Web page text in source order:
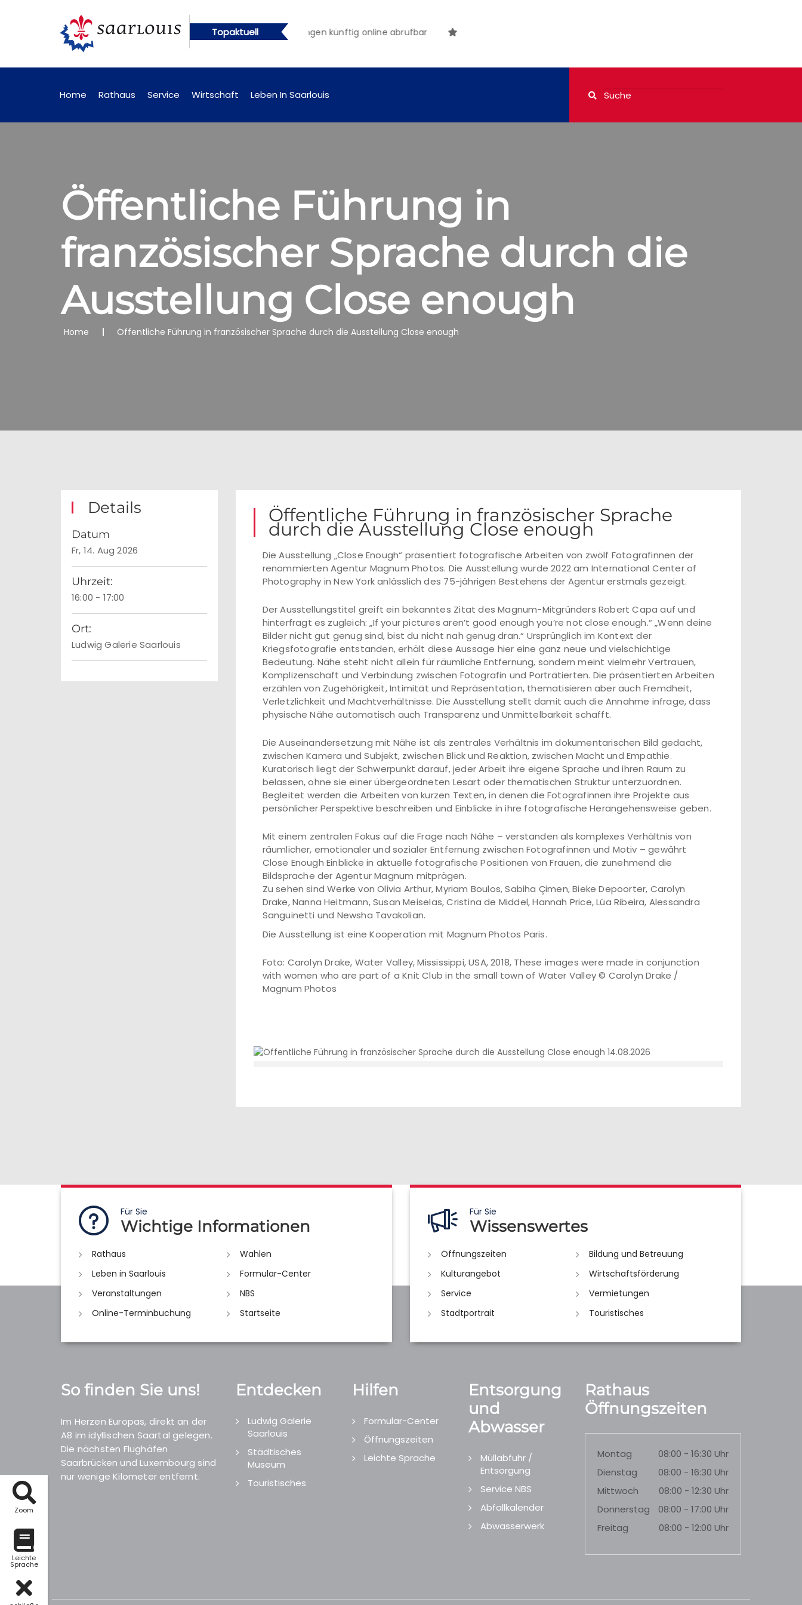
Zoom
Leichte
Sprache
Topaktuell
künftig online abrufbar Öffentliche Bekanntmachungen künftig online abrufbar
Home Rathaus Service Wirtschaft Leben In Saarlouis
Öffentliche Führung in
französischer Sprache durch die
Ausstellung Close enough
Home Öffentliche Führung in französischer Sprache durch die Ausstellung Close enough
Details
Datum
Fr, 14. Aug 2026
Uhrzeit:
16:00 - 17:00
Ort:
Ludwig Galerie Saarlouis
Öffentliche Führung in französischer Sprache
durch die Ausstellung Close enough
Die Ausstellung „Close Enough“ präsentiert fotografische Arbeiten von zwölf Fotografinnen der
renommierten Agentur Magnum Photos. Die Ausstellung wurde 2022 am International Center of
Photography in New York anlässlich des 75-jährigen Bestehens der Agentur erstmals gezeigt.
Der Ausstellungstitel greift ein bekanntes Zitat des Magnum-Mitgründers Robert Capa auf und
hinterfragt es zugleich: „If your pictures aren’t good enough you’re not close enough.“ „Wenn deine
Bilder nicht gut genug sind, bist du nicht nah genug dran.“ Ursprünglich im Kontext der
Kriegsfotografie entstanden, erhält diese Aussage hier eine ganz neue und vielschichtige
Bedeutung. Nähe steht nicht allein für räumliche Entfernung, sondern meint vielmehr Vertrauen,
Komplizenschaft und Verbindung zwischen Fotografin und Porträtierten. Die präsentierten Arbeiten
erzählen von Zugehörigkeit, Intimität und Repräsentation, thematisieren aber auch Fremdheit,
Verletzlichkeit und Machtverhältnisse. Die Ausstellung stellt damit auch die Annahme infrage, dass
physische Nähe automatisch auch Transparenz und Unmittelbarkeit schafft.
Die Auseinandersetzung mit Nähe ist als zentrales Verhältnis im dokumentarischen Bild gedacht,
zwischen Kamera und Subjekt, zwischen Blick und Reaktion, zwischen Macht und Empathie.
Kuratorisch liegt der Schwerpunkt darauf, jeder Arbeit ihre eigene Sprache und ihren Raum zu
belassen, ohne sie einer übergeordneten Lesart oder thematischen Struktur unterzuordnen.
Begleitet werden die Arbeiten von kurzen Texten, in denen die Fotografinnen ihre Projekte aus
persönlicher Perspektive beschreiben und Einblicke in ihre fotografische Herangehensweise geben.
Mit einem zentralen Fokus auf die Frage nach Nähe – verstanden als komplexes Verhältnis von
räumlicher, emotionaler und sozialer Entfernung zwischen Fotografinnen und Motiv – gewährt
Close Enough Einblicke in aktuelle fotografische Positionen von Frauen, die zunehmend die
Bildsprache der Agentur Magnum mitprägen.
Zu sehen sind Werke von Olivia Arthur, Myriam Boulos, Sabiha Çimen, Bieke Depoorter, Carolyn
Drake, Nanna Heitmann, Susan Meiselas, Cristina de Middel, Hannah Price, Lúa Ribeira, Alessandra
Sanguinetti und Newsha Tavakolian.
Die Ausstellung ist eine Kooperation mit Magnum Photos Paris.
Foto: Carolyn Drake, Water Valley, Mississippi, USA, 2018, These images were made in conjunction
with women who are part of a Knit Club in the small town of Water Valley © Carolyn Drake /
Magnum Photos
Für Sie
Wichtige Informationen
Rathaus
Wahlen
Leben in Saarlouis
Formular-Center
Veranstaltungen
NBS
Online-Terminbuchung
Startseite
Für Sie
Wissenswertes
Öffnungszeiten
Bildung und Betreuung
Kulturangebot
Wirtschaftsförderung
Service
Vermietungen
Stadtportrait
Touristisches
So finden Sie uns!
Im Herzen Europas, direkt an der
A8 im idyllischen Saartal gelegen.
Die nächsten Flughäfen
Saarbrücken und Luxembourg sind
nur wenige Kilometer entfernt.
Entdecken
Ludwig Galerie
Saarlouis
Städtisches
Museum
Touristisches
Hilfen
Formular-Center
Öffnungszeiten
Leichte Sprache
Entsorgung
und
Abwasser
Müllabfuhr /
Entsorgung
Service NBS
Abfallkalender
Abwasserwerk
Rathaus
Öffnungszeiten
Montag
08:00 - 16:30 Uhr
Dienstag
08:00 - 16:30 Uhr
Mittwoch
08:00 - 12:30 Uhr
Donnerstag
08:00 - 17:00 Uhr
Freitag
08:00 - 12:00 Uhr